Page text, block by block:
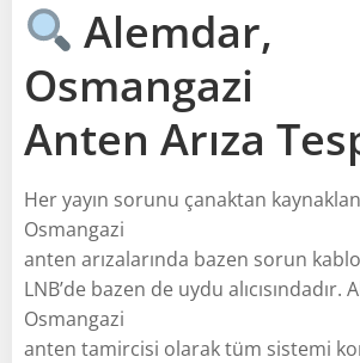
Alemdar,
Osmangazi
Anten Arıza
Her yayın sorunu çanaktan
Osmangazi
anten arızalarında bazen sorun
LNB’de bazen de uydu alıcısındadır.
Osmangazi
anten tamircisi olarak tüm sistemi